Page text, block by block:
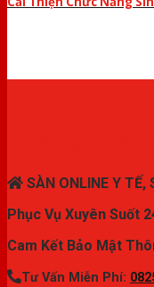
SÀN ONLINE Y TẾ,
Phục Vụ Xuyên Suốt
Cam Kết Bảo Mật
Tư Vấn Miễn Phí: